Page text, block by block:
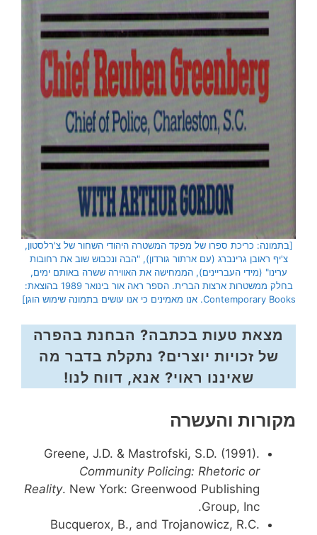
[בתמונה: כריכת ספרו של מפקד המשטרה היהודי השחור של צ'רלסטון,
צ'יף ראובן גרינברג (עם ארתור גורדון), "הבה ונכבוש שוב את רחובות
ערינו" (מידי העבריינים), הממחישה את האווירה ששרה באותם ימים,
בחלק ממשטרות ארצות הברית. הספר ראה אור בינואר 1989 בהוצאת:
Contemporary Books. אנו מאמינים כי אנו עושים בתמונה שימוש הוגן]
מצאת טעות בכתבה? הבחנת בהפרה
של זכויות יוצרים? נתקלת בדבר מה
שאיננו ראוי? אנא, דווח לנו!
מקורות והעשרה
Greene, J.D. & Mastrofski, S.D. (1991).
Community Policing: Rhetoric or
Reality. New York: Greenwood Publishing
Group, Inc.
Bucquerox, B., and Trojanowicz, R.C.